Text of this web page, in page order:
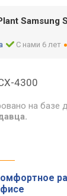
Samsung
С нами 6 лет
4300
на базе